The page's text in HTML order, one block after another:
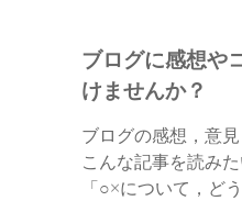
ブログに感想や
けませんか？
ブログの感想，意見
こんな記事を読みた
「○×について，ど